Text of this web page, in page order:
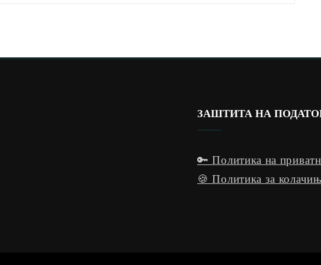
ЗАШТИТА НА
🔑 Политика на
🍪 Политика за